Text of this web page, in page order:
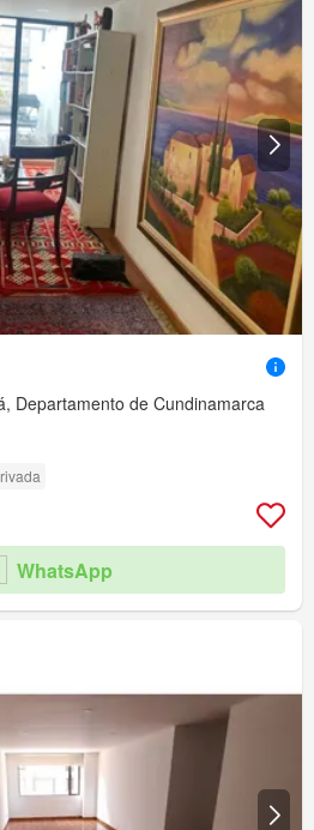
Departamento de Cundinamarca
WhatsApp